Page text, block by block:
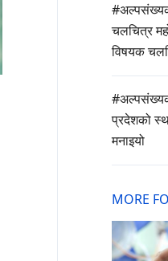
#अल्पसंख्यक
चलचित्र
विषयक
#अल्पसंख्यक
प्रदेशको
मनाइयो
MORE